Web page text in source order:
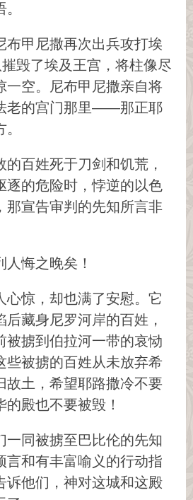
布甲尼撒再次出兵攻打埃
毁了埃及王宫，将柱像尽
一空。尼布甲尼撒亲自将
老的宫门那里——那正耶
的百姓死于刀剑和饥荒，
逐的危险时，悖逆的以色
那宣告审判的先知所言非
悔之晚矣！
心惊，却也满了安慰。它
藏身尼罗河岸的百姓，
被掳到伯拉河一带的哀恸
些被掳的百姓从未放弃希
故土，希望耶路撒冷不要
殿也不要被毁！
一同被掳至巴比伦的先知
言和有丰富喻义的行动指
诉他们，神对这城和这殿